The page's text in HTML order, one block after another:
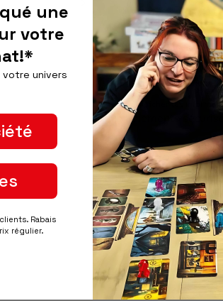
Récupération
Habituellement
Afficher les
Paiements sécurisés
une
votre
votre univers
Rabais
régulier.